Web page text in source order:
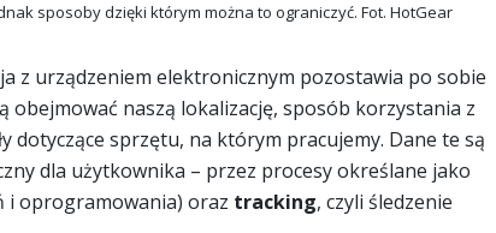
sposoby dzięki którym można to ograniczyć. Fot. HotGear
z urządzeniem elektronicznym pozostawia po sobie
naszą lokalizację, sposób korzystania z
dotyczące sprzętu, na którym pracujemy. Dane te są
dla użytkownika – przez procesy określane jako
i oprogramowania) oraz tracking, czyli śledzenie